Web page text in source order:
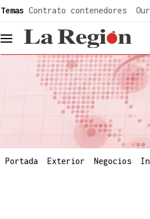
Temas Contrato contenedores
header.menu.open
Portada Exterior Negocios